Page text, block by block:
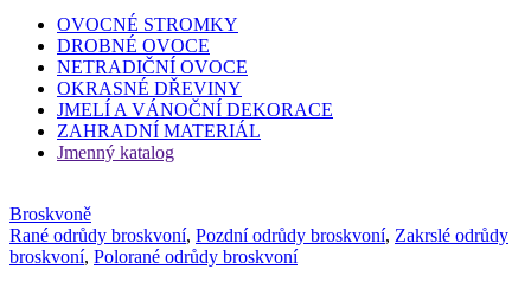
OVOCNÉ STROMKY
DROBNÉ OVOCE
NETRADIČNÍ OVOCE
OKRASNÉ DŘEVINY
JMELÍ A VÁNOČNÍ DEKORACE
ZAHRADNÍ MATERIÁL
Jmenný katalog
Broskvoně
Rané odrůdy broskvoní, Pozdní odrůdy broskvoní, Zakrslé odrůdy
broskvoní, Polorané odrůdy broskvoní